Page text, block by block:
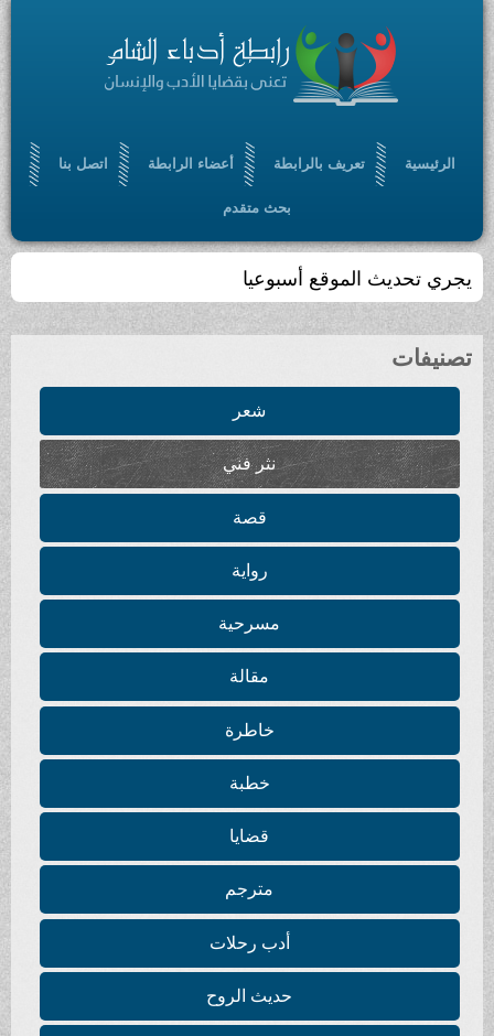
الرئيسية تعريف بالرابطة أعضاء الرابطة اتصل بنا
بحث متقدم
تجمّعٌ أدبي ، ثقافي ، مفتوح ، يسعى إلى الإسهام في
بلورة رؤيا أدبية حضارية ، من خلال أدب سامٍ ملتزم
تصنيفات
شعر
نثر فني
قصة
رواية
مسرحية
مقالة
خاطرة
خطبة
قضايا
مترجم
أدب رحلات
حديث الروح